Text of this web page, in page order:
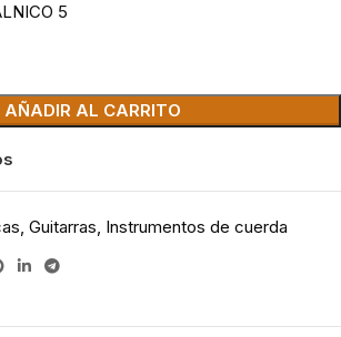
5
AÑADIR AL CARRITO
, Guitarras, Instrumentos de cuerda